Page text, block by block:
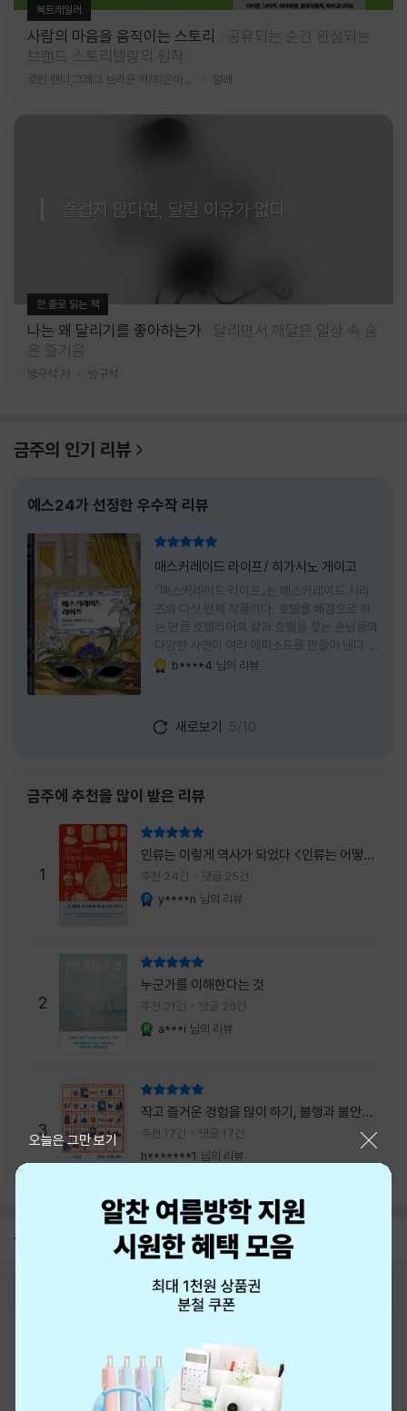
북트레일러
사람의 마음을 움직이는 스토리
공유되는 순간 완성되는
브랜드 스토리텔링의 원칙
알레
즐겁지 않다면, 달릴 이유가 없다
한 줄로 읽는 책
나는 왜 달리기를 좋아하는가
달리면서 깨달은 일상 속 숨
은 즐거움
방구석 저 방구석
금주의 인기 리뷰
예스24가 선정한 우수작 리뷰
매스커레이드 라이프/ 히가시노 게이고
『매스커레이드 라이프』는 매스커레이드 시리
즈의 다섯 번째 작품이다. 호텔을 배경으로 하
는 만큼 호텔리어의 삶과 호텔을 찾는 손님들의
다양한 사연이 여러 에피소드를 만들어 낸다.
주인공은 호텔리어로서의 완벽함을 꿈꾸는 야
는 과정에서 나오미가 다치게 되자, 고스케는
모든 책임을 지고 형사직에서 물러난다. 하지만
을 받게 된다. 그렇게 끝난 4권 이후, 나는 5권
이 출간되기만을 기다렸다. 형사가 아닌 호텔리
어가 된 닛타 고스케의 모습이 무척 궁금했기
때문이다. 그동안 호텔에서 잠복 수사를 하며
어설픈 호텔리어의 가면을 쓰고 있었다면, 이제
는 가면
b****4 님의 리뷰
새로보기 5/10
금주에 추천을 많이 받은 리뷰
1
인류는 이렇게 역사가 되었다 <인류는 어떻게
역사가 되었나>
추천 24건 댓글 25건
y****n 님의 리뷰
2
누군가를 이해한다는 것
추천 21건 댓글 20건
a***i 님의 리뷰
3
작고 즐거운 경험을 많이 하기, 불행과 불안을
회피하지 말기, 그리고 좋은 사람을 많이 만나
기.
추천 17건
댓글 17건
h*******1 님의 리뷰
공지 8월 신용카드 무이자할부 안내
오늘은 그만 보기
최근 본 상품
eBook 1:1문의/채팅상담
예스이십사(주) 사업자 정보
이용약관
개인정보처리방침 청소년보호정책